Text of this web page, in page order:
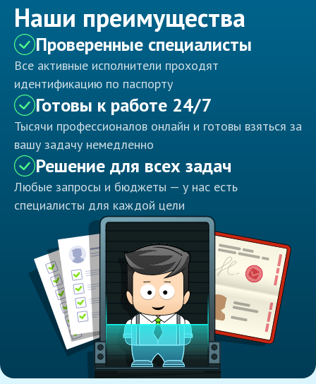
Наши преимущества
Проверенные специалисты
Все активные исполнители проходят
идентификацию по паспорту
Готовы к работе 24/7
Тысячи профессионалов онлайн и готовы взяться за
вашу задачу немедленно
Решение для всех задач
Любые запросы и бюджеты — у нас есть
специалисты для каждой цели